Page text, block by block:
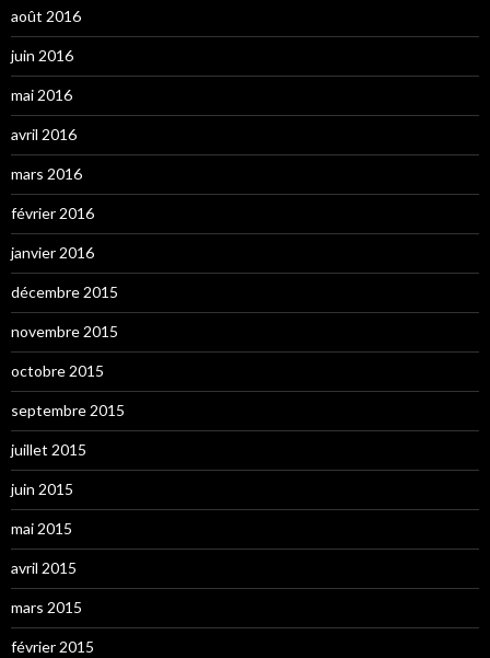
août 2016
juin 2016
mai 2016
avril 2016
mars 2016
février 2016
janvier 2016
décembre 2015
novembre 2015
octobre 2015
septembre 2015
juillet 2015
juin 2015
mai 2015
avril 2015
mars 2015
février 2015